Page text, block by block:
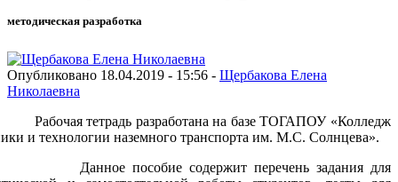
методическая разработка
Опубликовано 18.04.2019 - 15:56 - Щербакова Елена
Николаевна
тетрадь разработана на базе ТОГАПОУ «Колледж
и технологии наземного транспорта им. М.С. Солнцева».
пособие содержит перечень задания для